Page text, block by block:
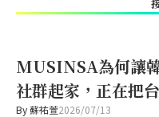
MUSINSA為何讓
社群起家，正在把
By蘇祐萱2026/07/13